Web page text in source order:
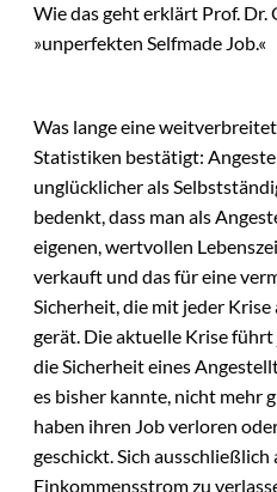
Wie das geht erklärt Prof.
»unperfekten Selfmade Job.«
Was lange eine
Statistiken bestätigt:
unglücklicher als
bedenkt, dass man als
eigenen, wertvollen
verkauft und das für eine
Sicherheit, die mit jeder Krise
gerät. Die aktuelle Krise führt
die Sicherheit eines
es bisher kannte, nicht mehr
haben ihren Job verloren
geschickt. Sich ausschließlich
Einkommensstrom zu